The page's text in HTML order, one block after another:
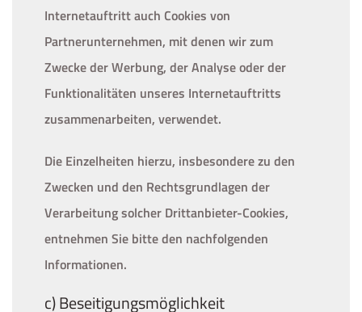
Internetauftritt auch Cookies von
Partnerunternehmen, mit denen wir zum
Zwecke der Werbung, der Analyse oder der
Funktionalitäten unseres Internetauftritts
zusammenarbeiten, verwendet.
Die Einzelheiten hierzu, insbesondere zu den
Zwecken und den Rechtsgrundlagen der
Verarbeitung solcher Drittanbieter-Cookies,
entnehmen Sie bitte den nachfolgenden
Informationen.
c) Beseitigungsmöglichkeit